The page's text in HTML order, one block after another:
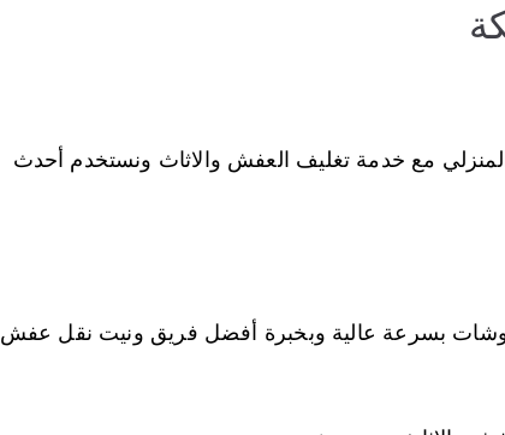
مع خدمة تغليف العفش والاثاث ونستخدم أحدث
بسرعة عالية وبخبرة أفضل فريق ونيت نقل عفش